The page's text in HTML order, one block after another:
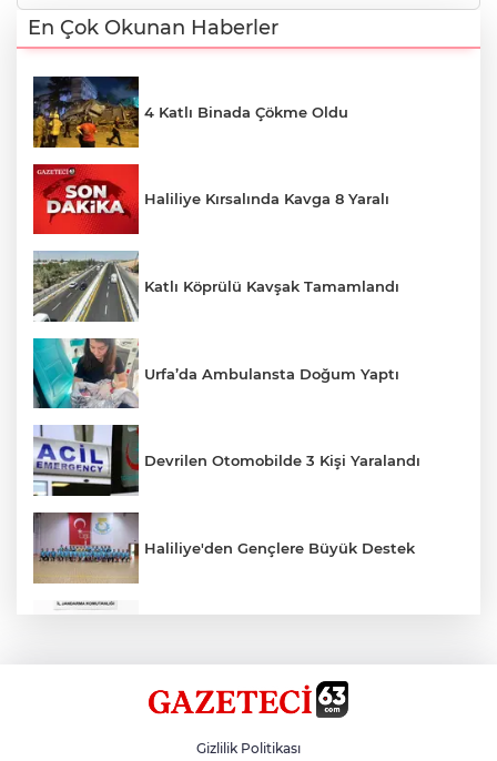
En Çok Okunan Haberler
4 Katlı Binada Çökme Oldu
Haliliye Kırsalında Kavga 8 Yaralı
Katlı Köprülü Kavşak Tamamlandı
Urfa’da Ambulansta Doğum Yaptı
Devrilen Otomobilde 3 Kişi Yaralandı
Haliliye'den Gençlere Büyük Destek
Hikmet Başak’tan Ulaşım Çalışması
Gizlilik Politikası